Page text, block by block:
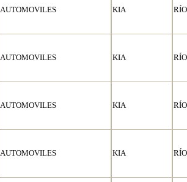
AUTOMOVILES KIA
AUTOMOVILES KIA
AUTOMOVILES KIA
AUTOMOVILES KIA